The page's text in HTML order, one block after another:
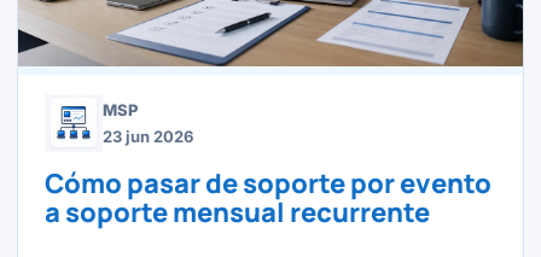
MSP
23 jun 2026
Cómo pasar de soporte por evento
a soporte mensual recurrente